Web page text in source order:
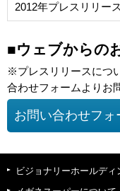
2012年プレスリリース
■ウェブからの
※プレスリリースにつ
合わせフォームよりお
お問い合わせフォ
ビジョナリーホールディ